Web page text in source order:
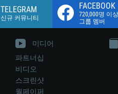
TELEGRAM
신규 커뮤니티
FACEBOOK
720,000명 이
그룹 멤버
미디어
파트너십
비디오
스크린샷
월페이퍼